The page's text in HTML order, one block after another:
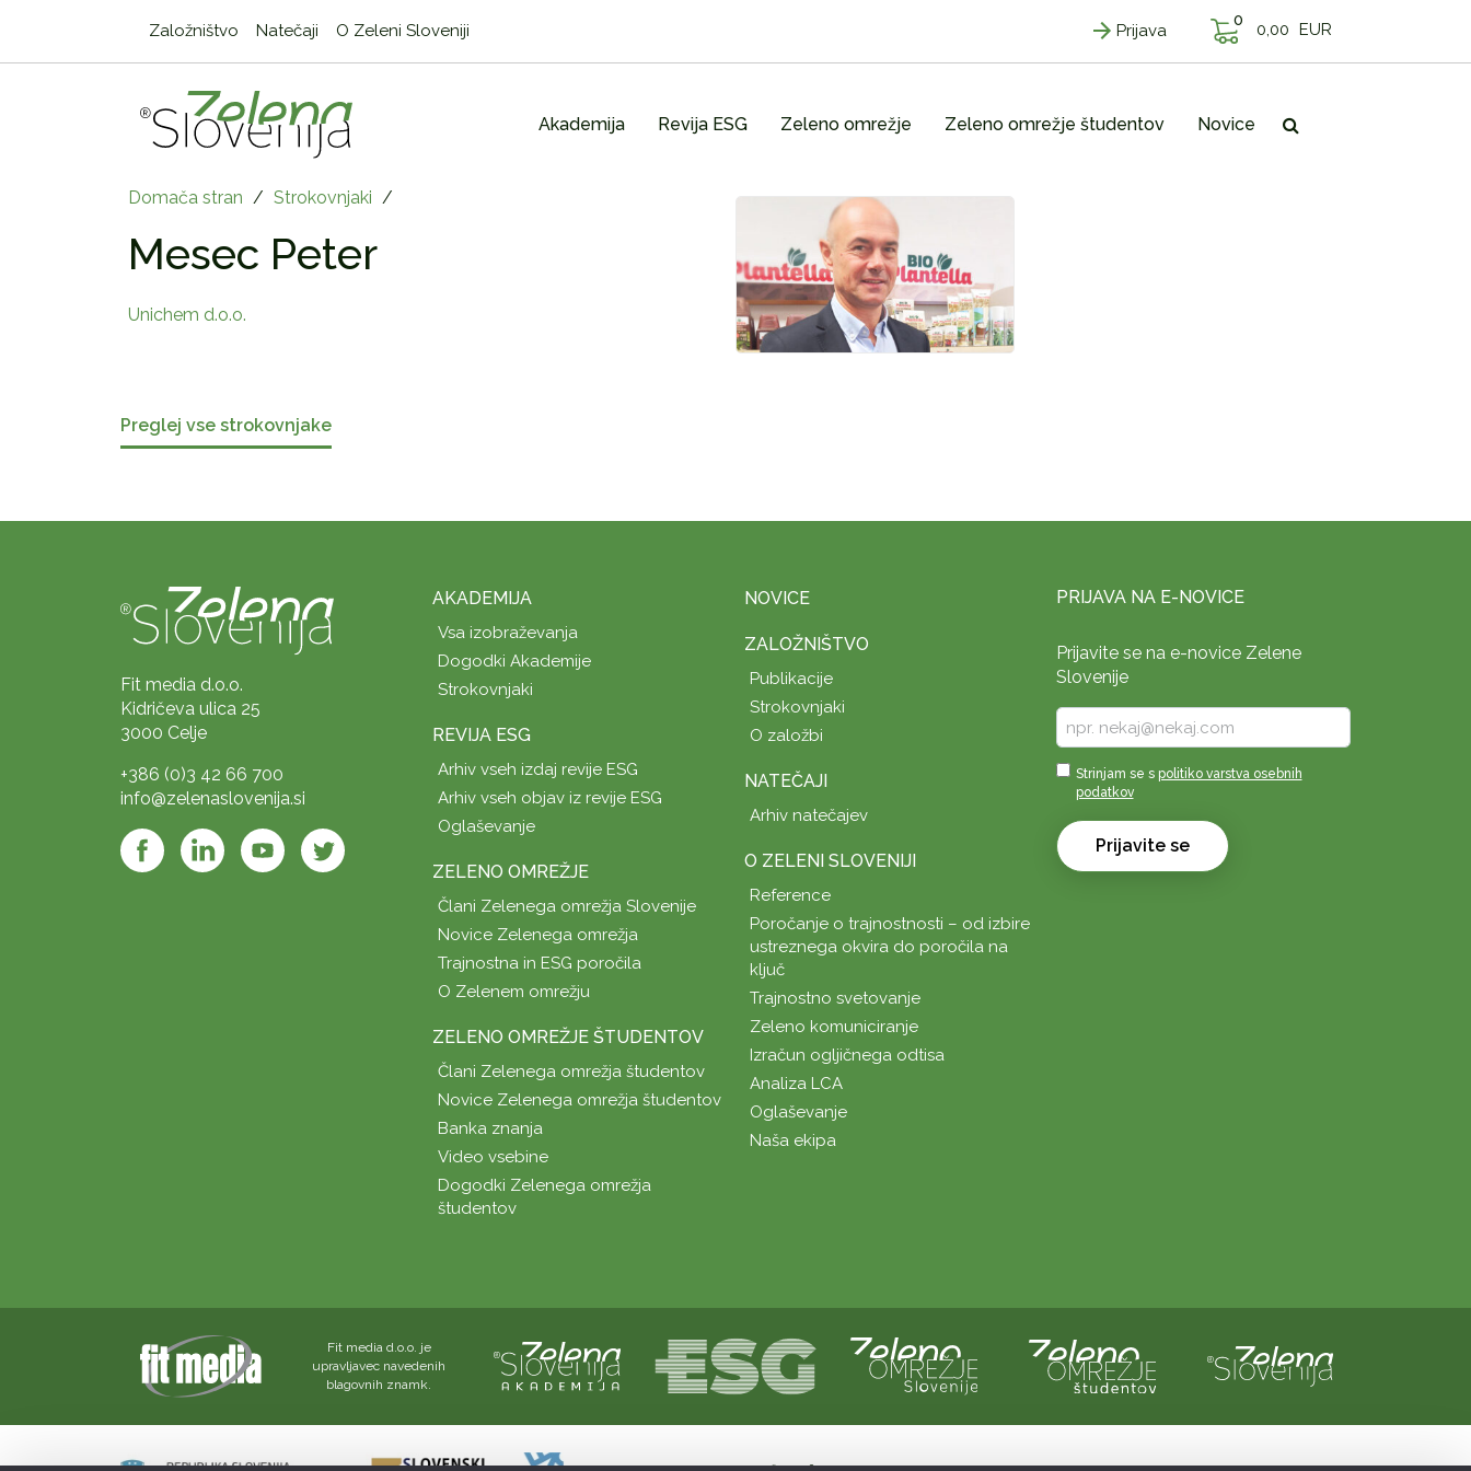
Založništvo Natečaji O Zeleni Sloveniji Prijava
0 0,00 EUR
Akademija Revija ESG Zeleno omrežje Zeleno omrežje študentov Novice
Domača stran / Strokovnjaki /
Mesec Peter
Unichem d.o.o.
Preglej vse strokovnjake
Fit media d.o.o.
Kidričeva ulica 25
3000 Celje
+386 (0)3 42 66 700
info@zelenaslovenija.si
AKADEMIJA
Vsa izobraževanja
Dogodki Akademije
Strokovnjaki
REVIJA ESG
Arhiv vseh izdaj revije ESG
Arhiv vseh objav iz revije ESG
Oglaševanje
ZELENO OMREŽJE
Člani Zelenega omrežja Slovenije
Novice Zelenega omrežja
Trajnostna in ESG poročila
O Zelenem omrežju
ZELENO OMREŽJE ŠTUDENTOV
Člani Zelenega omrežja študentov
Novice Zelenega omrežja študentov
Banka znanja
Video vsebine
Dogodki Zelenega omrežja
študentov
NOVICE
ZALOŽNIŠTVO
Publikacije
Strokovnjaki
O založbi
NATEČAJI
Arhiv natečajev
O ZELENI SLOVENIJI
Reference
Poročanje o trajnostnosti – od izbire
ustreznega okvira do poročila na
ključ
Trajnostno svetovanje
Zeleno komuniciranje
Izračun ogljičnega odtisa
Analiza LCA
Oglaševanje
Naša ekipa
PRIJAVA NA E-NOVICE
Prijavite se na e-novice Zelene
Slovenije
Vpišite
vaš
e-
naslov
Sprejmi
Strinjam se s politiko varstva osebnih
podatkov
Prijavite se
Fit media d.o.o. je
upravljavec navedenih
blagovnih znamk.